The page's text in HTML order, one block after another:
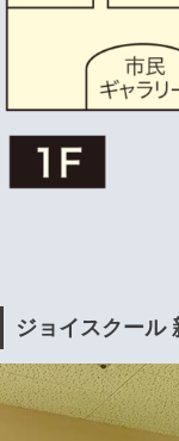
ジョイスクール